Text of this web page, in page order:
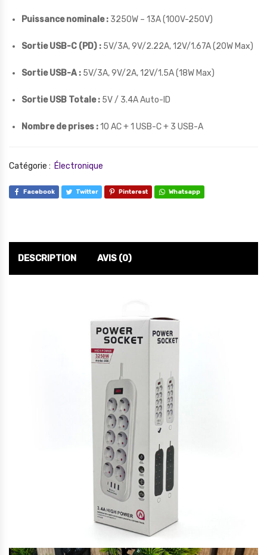
Puissance nominale : 3250W – 13A (100V-250V)
Sortie USB-C (PD) : 5V/3A, 9V/2.22A, 12V/1.67A (20W Max)
Sortie USB-A : 5V/3A, 9V/2A, 12V/1.5A (18W Max)
Sortie USB Totale : 5V / 3.4A Auto-ID
Nombre de prises :10 AC + 1 USB-C + 3 USB-A
Catégorie : Électronique
Facebook Twitter Pinterest Whatsapp
DESCRIPTION AVIS (0)